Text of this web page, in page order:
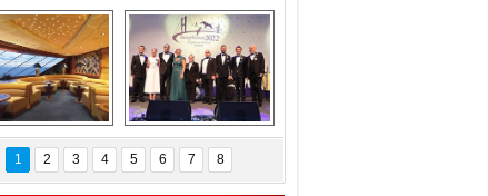
içinde gemi”
ile MSC
Splendida
Dünyada tek!
Denizaltı yüzer
havuzu intikal
seyrine başladı
55 milyon
turizm geliri
müjdesi
5. Bosphorus Ship
Brokers Dinner,
İstanbul’da yapıldı
1 2 3 4 5 6 7 8